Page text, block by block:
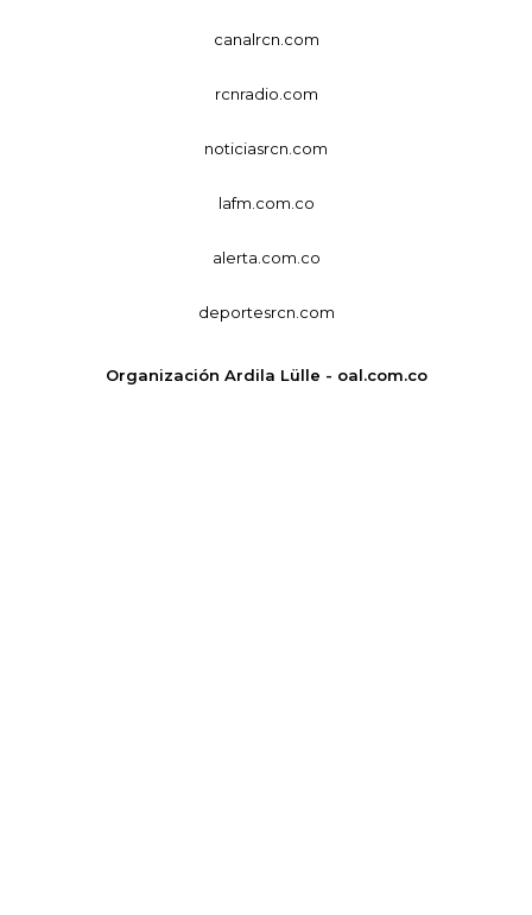
canalrcn.com
rcnradio.com
noticiasrcn.com
lafm.com.co
alerta.com.co
deportesrcn.com
Organización Ardila Lülle - oal.com.co